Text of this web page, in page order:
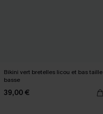
Bikini vert bretelles licou et bas taille
basse
39,00 €